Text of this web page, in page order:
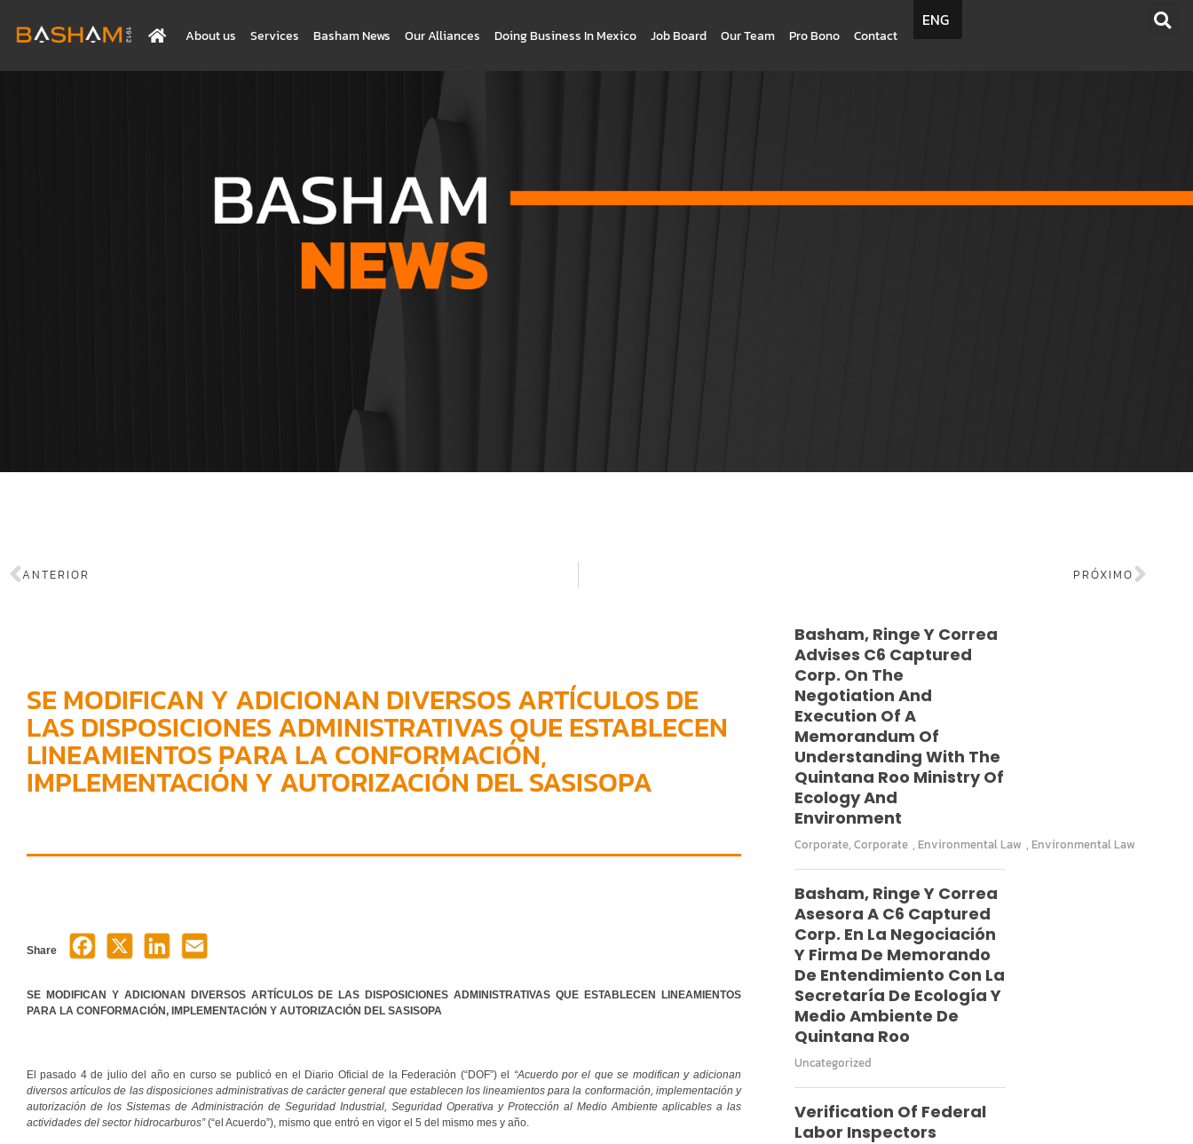
About us Services Basham News Our Alliances Doing Business In Mexico Job Board Our Team Pro Bono Contact
ENG
ANTERIOR PRÓXIMO
SE MODIFICAN Y ADICIONAN DIVERSOS ARTÍCULOS DE
LAS DISPOSICIONES ADMINISTRATIVAS QUE ESTABLECEN
LINEAMIENTOS PARA LA CONFORMACIÓN,
IMPLEMENTACIÓN Y AUTORIZACIÓN DEL SASISOPA
Share
SE MODIFICAN Y ADICIONAN DIVERSOS ARTÍCULOS DE LAS DISPOSICIONES ADMINISTRATIVAS QUE ESTABLECEN LINEAMIENTOS
PARA LA CONFORMACIÓN, IMPLEMENTACIÓN Y AUTORIZACIÓN DEL SASISOPA
El pasado 4 de julio del año en curso se publicó en el Diario Oficial de la Federación (“DOF”) el “Acuerdo por el que se modifican y adicionan
diversos artículos de las disposiciones administrativas de carácter general que establecen los lineamientos para la conformación, implementación y
autorización de los Sistemas de Administración de Seguridad Industrial, Seguridad Operativa y Protección al Medio Ambiente aplicables a las
actividades del sector hidrocarburos”(“el Acuerdo”), mismo que entró en vigor el 5 del mismo mes y año.
Basham, Ringe Y Correa
Advises C6 Captured
Corp. On The
Negotiation And
Execution Of A
Memorandum Of
Understanding With The
Quintana Roo Ministry Of
Ecology And
Environment
Corporate, Corporate , Environmental Law , Environmental Law
Basham, Ringe Y Correa
Asesora A C6 Captured
Corp. En La Negociación
Y Firma De Memorando
De Entendimiento Con La
Secretaría De Ecología Y
Medio Ambiente De
Quintana Roo
Uncategorized
Verification Of Federal
Labor Inspectors